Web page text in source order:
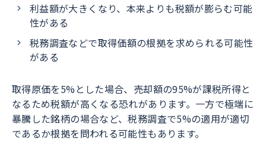
利益額が大きくなり、本来よりも税額が膨らむ可能
性がある
税務調査などで取得価額の根拠を求められる可能性
がある
取得原価を5%とした場合、売却額の95%が課税所得と
なるため税額が高くなる恐れがあります。一方で極端に
暴騰した銘柄の場合など、税務調査で5%の適用が適切
であるか根拠を問われる可能性もあります。